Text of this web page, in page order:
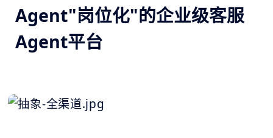
Agent"岗位化"的企业级客服
Agent平台